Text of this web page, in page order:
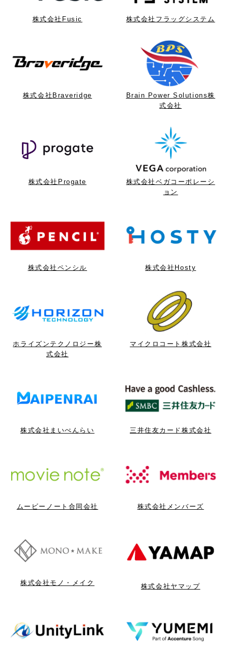
株式会社Fusic 株式会社フラッグシステム
株式会社Braveridge
Brain Power Solutions株
式会社
株式会社Progate
株式会社ベガコーポレーシ
ョン
株式会社ペンシル 株式会社Hosty
ホライズンテクノロジー株
式会社
マイクロコート株式会社
株式会社まいぺんらい 三井住友カード株式会社
ムービーノート合同会社 株式会社メンバーズ
株式会社モノ・メイク
株式会社ヤマップ